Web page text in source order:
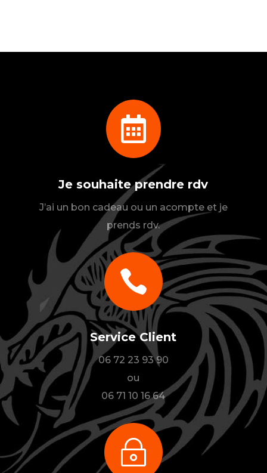

Je souhaite prendre rdv
J’ai un bon cadeau ou un acompte et je
prends rdv.

Service Client
06 72 23 93 90
ou
06 71 10 16 64
~